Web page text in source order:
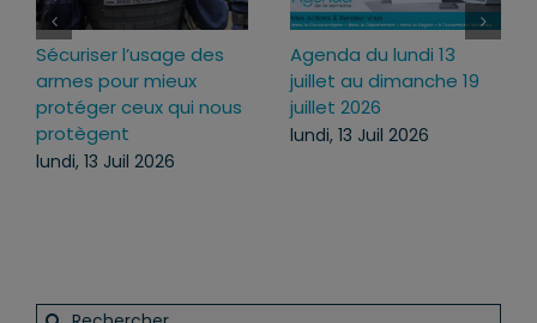
19
Loi d’urgence agricole :
pourquoi j’ai voté pour
ce texte
mercredi, 22 Juil 2026
Projet de loi RIPOST
des réponses
face aux atteintes
l’ordre public du